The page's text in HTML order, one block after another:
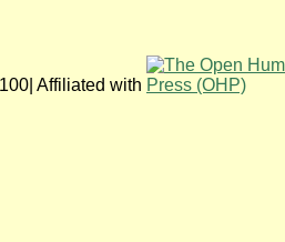
Affiliated with